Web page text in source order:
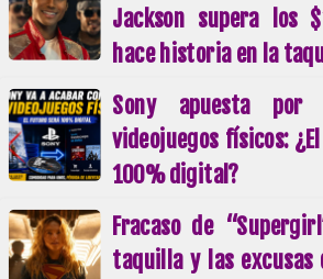
Jackson supera los
hace historia en la
Sony apuesta
videojuegos físicos:
100% digital?
Fracaso de
taquilla y las excusas